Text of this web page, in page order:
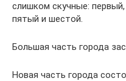
слишком скучные:
пятый и шестой.
Большая часть города
Новая часть города